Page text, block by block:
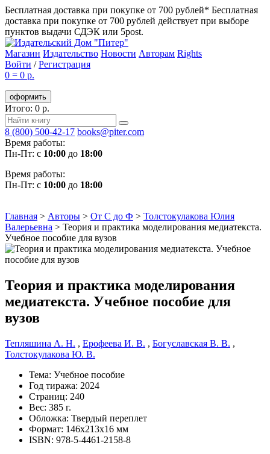
Бесплатная доставка при покупке от 700 рублей* Бесплатная
доставка при покупке от 700 рублей действует при выборе
пунктов выдачи СДЭК или 5post.
Магазин Издательство Новости Авторам Rights
Войти /Регистрация
0 = 0 р.
оформить
Итого: 0 р.
8 (800) 500-42-17 books@piter.com
Время работы:
Пн-Пт: с 10:00 до 18:00
Время работы:
Пн-Пт: с 10:00 до 18:00
Главная > Авторы > От С до Ф > Толстокулакова Юлия
Валерьевна > Теория и практика моделирования медиатекста.
Учебное пособие для вузов
Теория и практика моделирования
медиатекста. Учебное пособие для
вузов
Тепляшина А. Н. , Ерофеева И. В. , Богуславская В. В. ,
Толстокулакова Ю. В.
Тема: Учебное пособие
Год тиража: 2024
Страниц: 240
Вес: 385 г.
Обложка: Твердый переплет
Формат: 146х213х16 мм
ISBN: 978-5-4461-2158-8